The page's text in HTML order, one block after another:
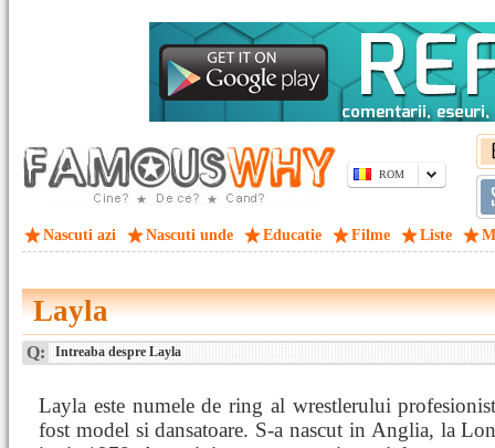
ROM
Nascuti azi Nascuti unde Educatie Filme Liste
Layla
Q: Intreaba despre Layla
Layla este numele de ring al wrestlerului
fost model si dansatoare. S-a nascut in Anglia, la